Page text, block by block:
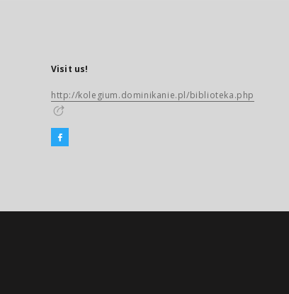
Visit us!
http://kolegium.dominikanie.pl/biblioteka.php